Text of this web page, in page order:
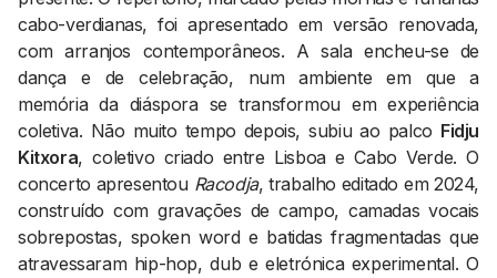
cabo-verdianas, foi apresentado em versão renovada,
com arranjos contemporâneos. A sala encheu-se de
dança e de celebração, num ambiente em que a
memória da diáspora se transformou em experiência
coletiva. Não muito tempo depois, subiu ao palco Fidju
Kitxora, coletivo criado entre Lisboa e Cabo Verde. O
concerto apresentou Racodja, trabalho editado em 2024,
construído com gravações de campo, camadas vocais
sobrepostas, spoken word e batidas fragmentadas que
atravessaram hip-hop, dub e eletrónica experimental. O